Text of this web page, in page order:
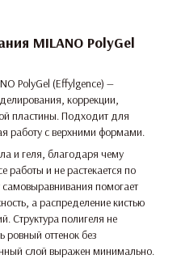
MILANO PolyGel
PolyGel (Effylgenсe) —
коррекции,
пластины. Подходит для
работу с верхними формами.
и геля, благодаря чему
работы и не растекается по
самовыравнивания помогает
а распределение кистью
Структура полигеля не
ровный оттенок без
слой выражен минимально.